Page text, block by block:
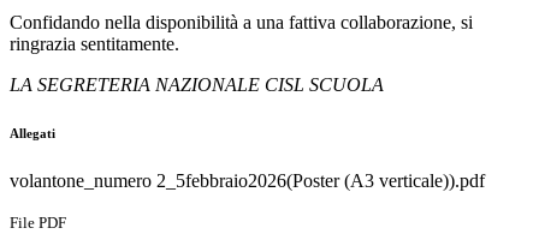
Confidando nella disponibilità a una fattiva collaborazione, si
ringrazia sentitamente.
LA SEGRETERIA NAZIONALE CISL SCUOLA
Allegati
volantone_numero 2_5febbraio2026(Poster (A3 verticale)).pdf
File PDF